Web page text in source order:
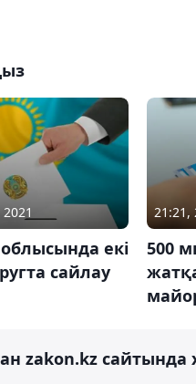
екі
сайлау
21:21,
500
zakon.kz сайтында